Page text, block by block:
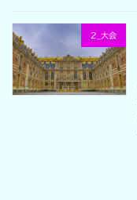
2_大会